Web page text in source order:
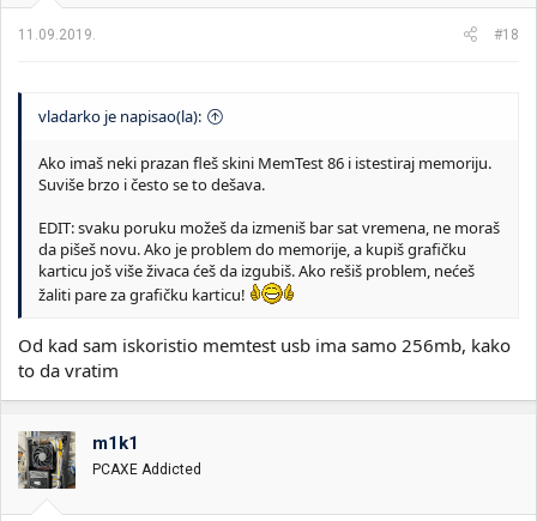
11.09.2019. #18
vladarko je napisao(la):
Ako imaš neki prazan fleš skini MemTest 86 i istestiraj memoriju.
Suviše brzo i često se to dešava.
EDIT: svaku poruku možeš da izmeniš bar sat vremena, ne moraš
da pišeš novu. Ako je problem do memorije, a kupiš grafičku
karticu još više živaca ćeš da izgubiš. Ako rešiš problem, nećeš
žaliti pare za grafičku karticu!
Od kad sam iskoristio memtest usb ima samo 256mb, kako
to da vratim
m1k1
PCAXE Addicted